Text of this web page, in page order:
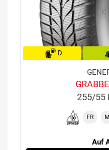
D
255/55
FR
Auf